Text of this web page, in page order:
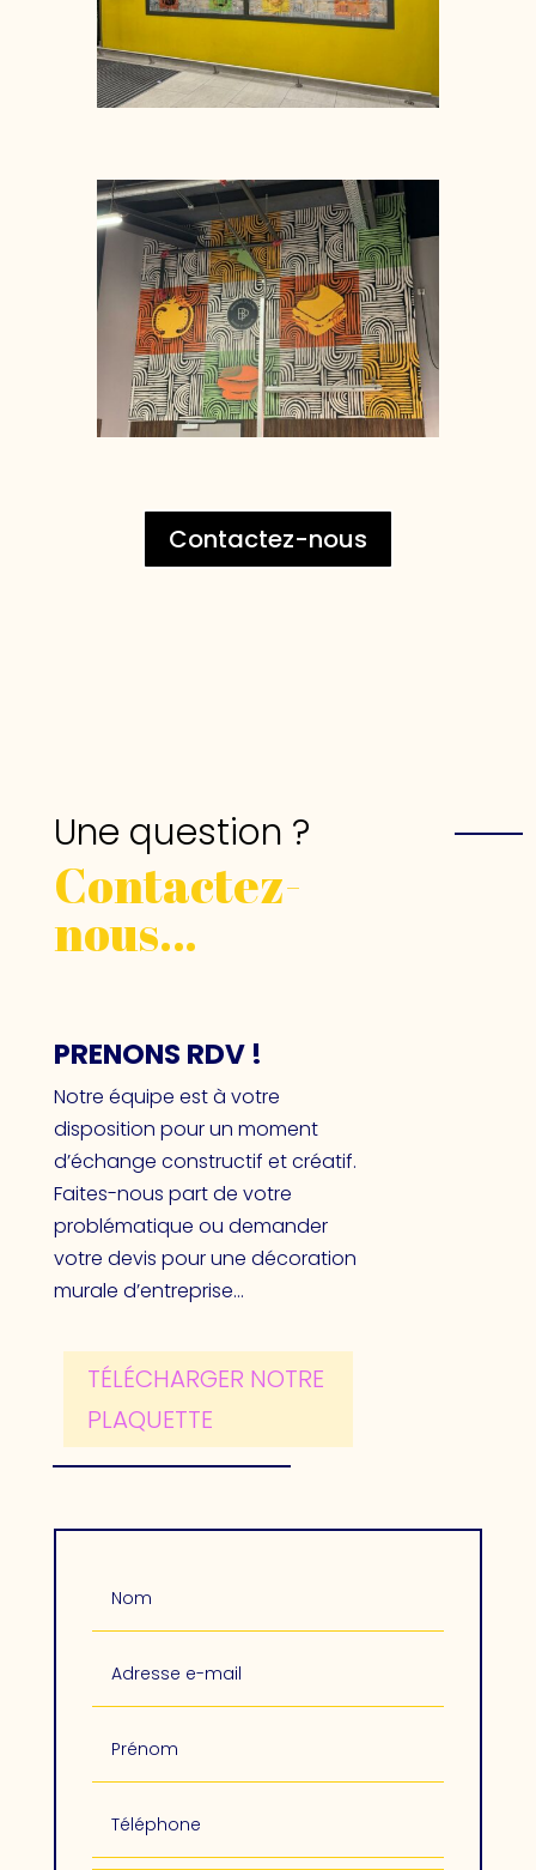
Contactez-nous
Une question ?
Contactez-
nous…
PRENONS RDV !
Notre équipe est à votre
disposition pour un moment
d’échange constructif et créatif.
Faites-nous part de votre
problématique ou demander
votre devis pour une décoration
murale d’entreprise…
TÉLÉCHARGER NOTRE
PLAQUETTE